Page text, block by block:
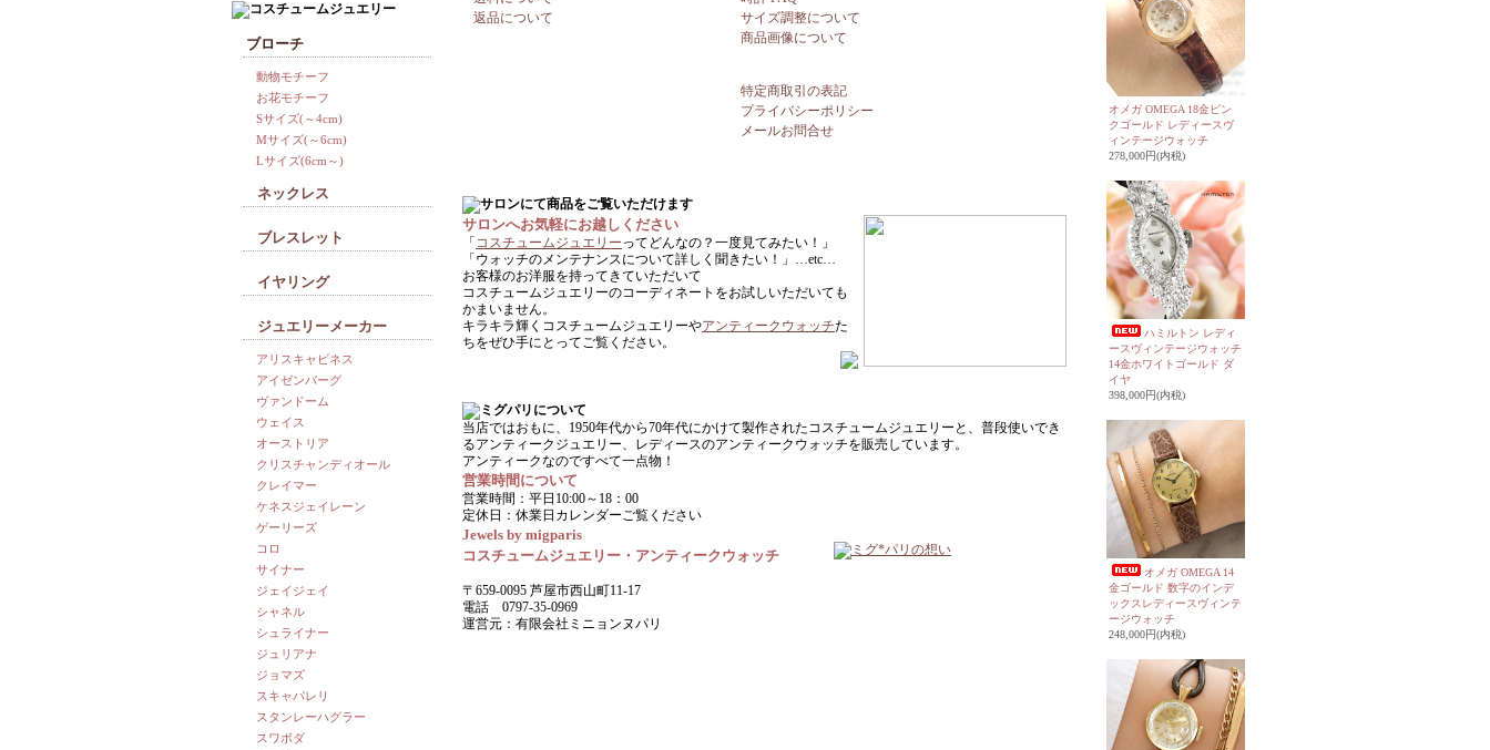
返品について
サイズ調整について
商品画像について
特定商取引の表記
プライバシーポリシー
メールお問合せ
サロンへお気軽にお越しください
「 コスチュームジュエリーってどんなの？一度見てみたい！」
「ウォッチのメンテナンスについて詳しく聞きたい！」…etc…
お客様のお洋服を持ってきていただいて
コスチュームジュエリーのコーディネートをお試しいただいても
かまいません。
キラキラ輝くコスチュームジュエリーやアンティークウォッチた
ちをぜひ手にとってご覧ください。
当店ではおもに、1950年代から70年代にかけて製作されたコスチュームジュエリーと、普段使いでき
るアンティークジュエリー、レディースのアンティークウォッチを販売しています。
アンティークなのですべて一点物！
営業時間について
営業時間：平日10:00～18：00
定休日：休業日カレンダーご覧ください
Jewels by migparis
コスチュームジュエリー・アンティークウォッチ
〒659-0095 芦屋市西山町11-17
電話 0797-35-0969
運営元：有限会社ミニョンヌパリ
ブローチ
動物モチーフ
お花モチーフ
Sサイズ(～4cm)
Mサイズ(～6cm)
Lサイズ(6cm～)
ネックレス
ブレスレット
イヤリング
ジュエリーメーカー
アリスキャビネス
アイゼンバーグ
ヴァンドーム
ウェイス
オーストリア
クリスチャンディオール
クレイマー
ケネスジェイレーン
ゲーリーズ
コロ
サイナー
ジェイジェイ
シャネル
シュライナー
ジュリアナ
ジョマズ
スキャパレリ
スタンレーハグラー
スワボダ
オメガ OMEGA 18金ピン
クゴールド レディースヴ
ィンテージウォッチ
278,000円(内税)
ハミルトン レディ
ースヴィンテージウォッチ
14金ホワイトゴールド ダ
イヤ
398,000円(内税)
オメガ OMEGA 14
金ゴールド 数字のインデ
ックスレディースヴィンテ
ージウォッチ
248,000円(内税)